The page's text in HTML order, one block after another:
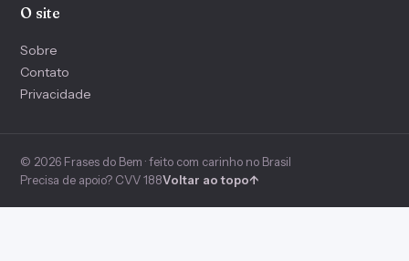
O site
Sobre
Contato
Privacidade
© 2026 Frases do Bem · feito com carinho no Brasil
Precisa de apoio? CVV 188Voltar ao topo↑